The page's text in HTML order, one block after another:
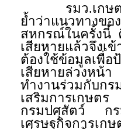
รมว.เกษตรฯ
ย้ำว่าแนวทางขอ
สหกรณ์ในครั้งนี้
เสียหายแล้วจึงเ
ต้องใช้ข้อมูลเพื่อ
เสียหายล่วงหน้
ทำงานร่วมกับก
เสริมการเกษต
กรมปศุสัตว์ ก
เศรษฐกิจการเ